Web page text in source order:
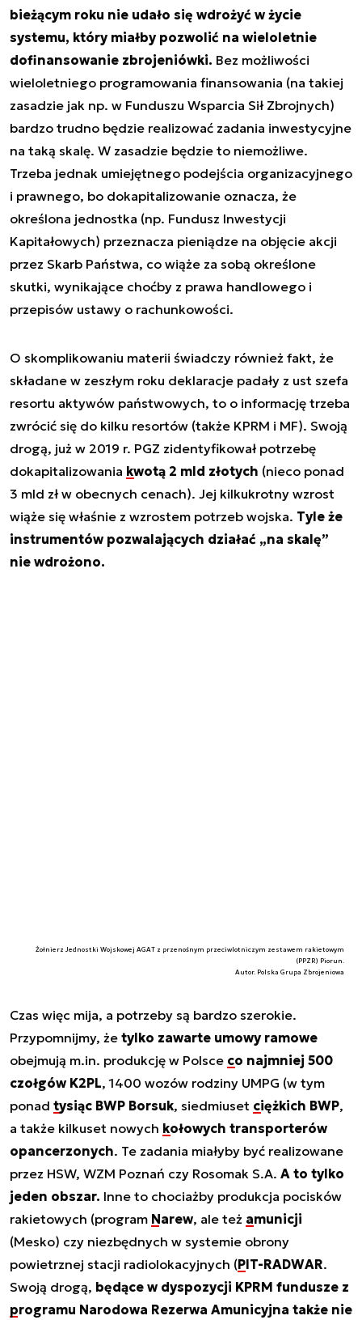
bieżącym roku nie udało się wdrożyć w życie
systemu, który miałby pozwolić na wieloletnie
dofinansowanie zbrojeniówki. Bez możliwości
wieloletniego programowania finansowania (na takiej
zasadzie jak np. w Funduszu Wsparcia Sił Zbrojnych)
bardzo trudno będzie realizować zadania inwestycyjne
na taką skalę. W zasadzie będzie to niemożliwe.
Trzeba jednak umiejętnego podejścia organizacyjnego
i prawnego, bo dokapitalizowanie oznacza, że
określona jednostka (np. Fundusz Inwestycji
Kapitałowych) przeznacza pieniądze na objęcie akcji
przez Skarb Państwa, co wiąże za sobą określone
skutki, wynikające choćby z prawa handlowego i
przepisów ustawy o rachunkowości.
O skomplikowaniu materii świadczy również fakt, że
składane w zeszłym roku deklaracje padały z ust szefa
resortu aktywów państwowych, to o informację trzeba
zwrócić się do kilku resortów (także KPRM i MF). Swoją
drogą, już w 2019 r. PGZ zidentyfikował potrzebę
dokapitalizowania kwotą 2 mld złotych (nieco ponad
3 mld zł w obecnych cenach). Jej kilkukrotny wzrost
wiąże się właśnie z wzrostem potrzeb wojska. Tyle że
instrumentów pozwalających działać „na skalę”
nie wdrożono.
Żołnierz Jednostki Wojskowej AGAT z przenośnym przeciwlotniczym zestawem rakietowym
(PPZR) Piorun.
Autor. Polska Grupa Zbrojeniowa
Czas więc mija, a potrzeby są bardzo szerokie.
Przypomnijmy, że tylko zawarte umowy ramowe
obejmują m.in. produkcję w Polsce co najmniej 500
czołgów K2PL, 1400 wozów rodziny UMPG (w tym
ponad tysiąc BWP Borsuk, siedmiuset ciężkich BWP,
a także kilkuset nowych kołowych transporterów
opancerzonych. Te zadania miałyby być realizowane
przez HSW, WZM Poznań czy Rosomak S.A. A to tylko
jeden obszar. Inne to chociażby produkcja pocisków
rakietowych (program Narew, ale też amunicji
(Mesko) czy niezbędnych w systemie obrony
powietrznej stacji radiolokacyjnych (PIT-RADWAR.
Swoją drogą, będące w dyspozycji KPRM fundusze z
programu Narodowa Rezerwa Amunicyjna także nie